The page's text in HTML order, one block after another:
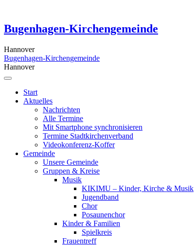
content
Bugenhagen-Kirchengemeinde
Hannover
Bugenhagen-Kirchengemeinde
Hannover
Start
Aktuelles
Nachrichten
Alle Termine
Mit Smartphone synchronisieren
Termine Stadtkirchenverband
Videokonferenz-Koffer
Gemeinde
Unsere Gemeinde
Gruppen & Kreise
Musik
KIKIMU – Kinder, Kirche & Musik
Jugendband
Chor
Posaunenchor
Kinder & Familien
Spielkreis
Frauentreff